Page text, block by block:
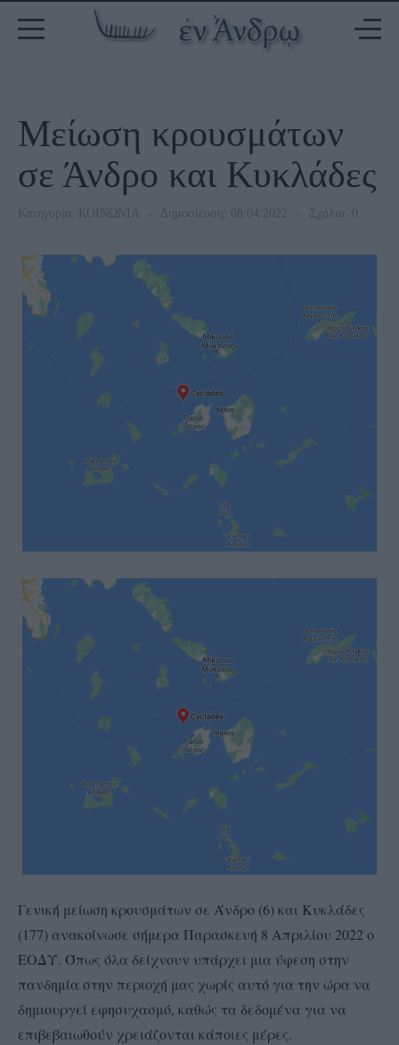
Μείωση κρουσμάτων
σε Άνδρο και Κυκλάδες
Κατηγορία: ΚΟΙΝΩΝΙΑ Δημοσίευση: 08/04/2022 Σχόλια: 0
Γενική μείωση κρουσμάτων σε Άνδρο (6) και Κυκλάδες
(177) ανακοίνωσε σήμερα Παρασκευή 8 Απριλίου 2022 ο
ΕΟΔΥ. Όπως όλα δείχνουν υπάρχει μια ύφεση στην
πανδημία στην περιοχή μας χωρίς αυτό για την ώρα να
δημιουργεί εφησυχασμό, καθώς τα δεδομένα για να
επιβεβαιωθούν χρειάζονται κάποιες μέρες.